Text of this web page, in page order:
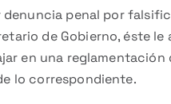
denuncia penal por
de Gobierno, éste le
en una reglamentación
lo correspondiente.